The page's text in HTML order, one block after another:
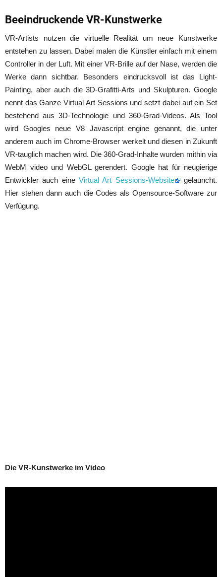
Beeindruckende VR-Kunstwerke
VR-Artists nutzen die virtuelle Realität um neue Kunstwerke
entstehen zu lassen. Dabei malen die Künstler einfach mit einem
Controller in der Luft. Mit einer VR-Brille auf der Nase, werden die
Werke dann sichtbar. Besonders eindrucksvoll ist das Light-
Painting, aber auch die 3D-Grafitti-Arts und Skulpturen. Google
nennt das Ganze Virtual Art Sessions und setzt dabei auf ein Set
bestehend aus 3D-Technologie und 360-Grad-Videos. Als Tool
wird Googles neue V8 Javascript engine genannt, die unter
anderem auch im Chrome-Browser werkelt und diesen in Zukunft
VR-tauglich machen wird. Die 360-Grad-Inhalte wurden mithin via
WebM video und WebGL gerendert. Google hat für neugierige
Entwickler auch eine Virtual Art Sessions-Website
gelauncht.
Hier stehen dann auch die Codes als Opensource-Software zur
Verfügung.
Die VR-Kunstwerke im Video